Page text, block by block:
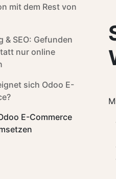
mit dem Rest von
& SEO: Gefunden
nur online
sich Odoo E-
E-Commerce